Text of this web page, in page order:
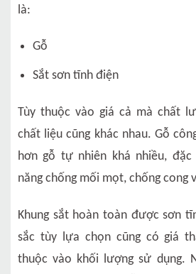
là:
Gỗ
Sắt sơn tĩnh điện
Tùy thuộc vào giá cả mà chất
chất liệu cũng khác nhau. Gỗ
hơn gỗ tự nhiên khá nhiều,
năng chống mối mọt, chống cong
Khung sắt hoàn toàn được sơn
sắc tùy lựa chọn cũng có giá
thuộc vào khối lượng sử dụng.